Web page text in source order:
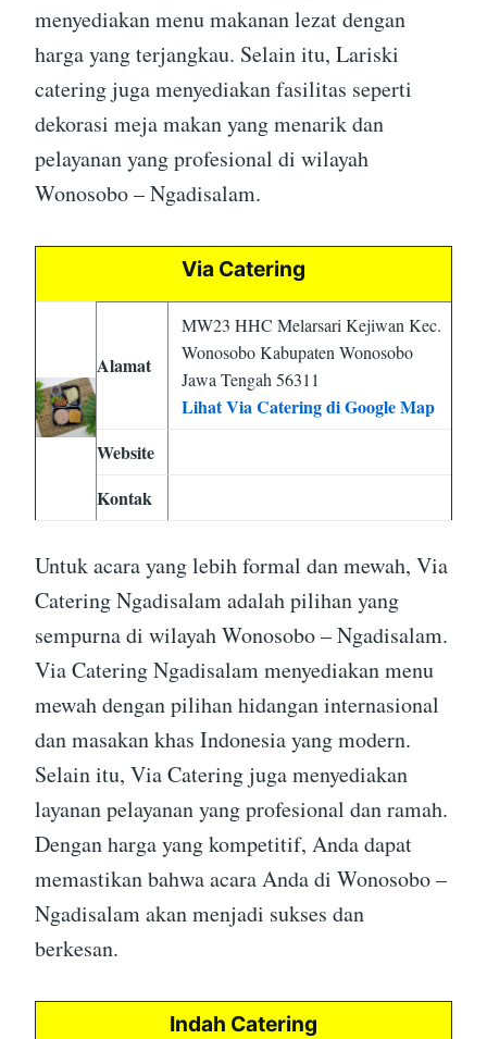
menyediakan menu makanan lezat dengan
harga yang terjangkau. Selain itu, Lariski
catering juga menyediakan fasilitas seperti
dekorasi meja makan yang menarik dan
pelayanan yang profesional di wilayah
Wonosobo – Ngadisalam.
Via Catering
Alamat
MW23 HHC Melarsari Kejiwan Kec.
Wonosobo Kabupaten Wonosobo
Jawa Tengah 56311
Lihat Via Catering di Google Map
Website
Kontak
Untuk acara yang lebih formal dan mewah, Via
Catering Ngadisalam adalah pilihan yang
sempurna di wilayah Wonosobo – Ngadisalam.
Via Catering Ngadisalam menyediakan menu
mewah dengan pilihan hidangan internasional
dan masakan khas Indonesia yang modern.
Selain itu, Via Catering juga menyediakan
layanan pelayanan yang profesional dan ramah.
Dengan harga yang kompetitif, Anda dapat
memastikan bahwa acara Anda di Wonosobo –
Ngadisalam akan menjadi sukses dan
berkesan.
Indah Catering